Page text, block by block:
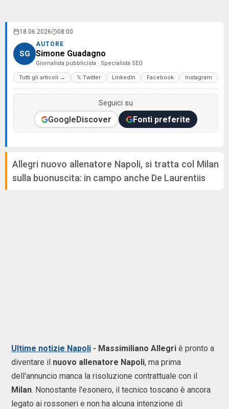
18.06.2026 08:00
SG
AUTORE
Simone Guadagno
Giornalista pubblicista · Specialista SEO
Tutti gli articoli → 𝕏 Twitter LinkedIn Facebook Instagram
Seguici su
GoogleDiscover Fonti preferite
Allegri nuovo allenatore Napoli, si tratta col Milan
sulla buonuscita: in campo anche De Laurentiis
Ultime notizie Napoli - Massimiliano Allegri è pronto a
diventare il nuovo allenatore Napoli, ma prima
dell'annuncio manca la risoluzione contrattuale con il
Milan. Nonostante l'esonero, il tecnico toscano è ancora
legato ai rossoneri e non ha alcuna intenzione di